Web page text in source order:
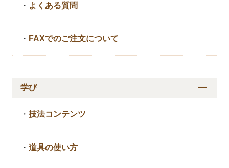
・ よくある質問
・ FAXでのご注文について
学び
・技法コンテンツ
・道具の使い方